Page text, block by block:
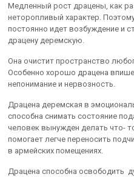
Медленный рост драцены, как
неторопливый характер.
постоянно идет возбуждение и
драцену деремскую.
Она очистит пространство
Особенно хорошо драцена
непонимание и нервозность.
Драцена деремская в
способна снимать состояние
человек вынужден делать что-
помогает легче переносить
в армейских помещениях.
Драцена способна освободить